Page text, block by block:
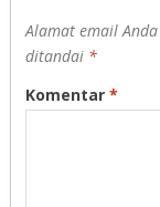
Alamat email
ditandai *
Komentar *